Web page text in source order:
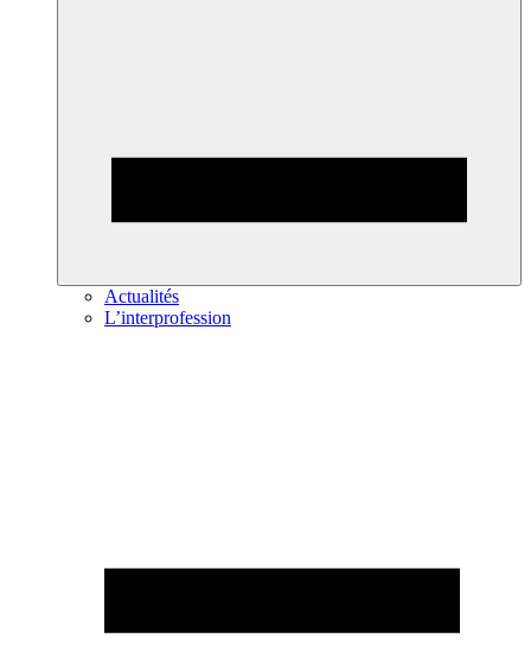
Actualités
L’interprofession